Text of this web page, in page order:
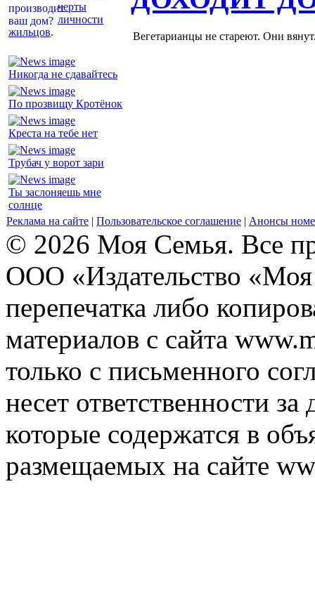
черты
личности
жильцов.
Никогда не сдавайтесь
По прозвищу Кротёнок
Креста на тебе нет
Трубач у ворот зари
Ты заслоняешь мне
солнце
Вегетарианцы не стареют. Они
Реклама на сайте | Пользовательское соглашение | Анонсы
© 2026 Моя Семья. Все
ООО «Издательство
перепечатка либо
материалов с сайта
только с письменного
несет ответственности
которые содержатся в
размещаемых на сайте